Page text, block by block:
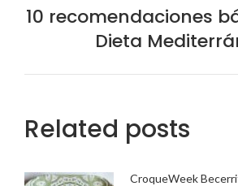
Publicación
siguiente:
10 recomendaciones
Dieta
Related posts
CroqueWeek